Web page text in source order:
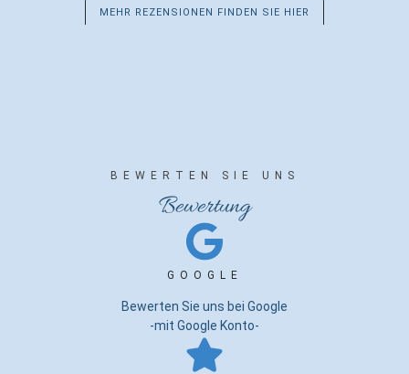
MEHR REZENSIONEN FINDEN SIE HIER
BEWERTEN SIE UNS
Bewertung
GOOGLE
Bewerten Sie uns bei Google
-mit Google Konto-